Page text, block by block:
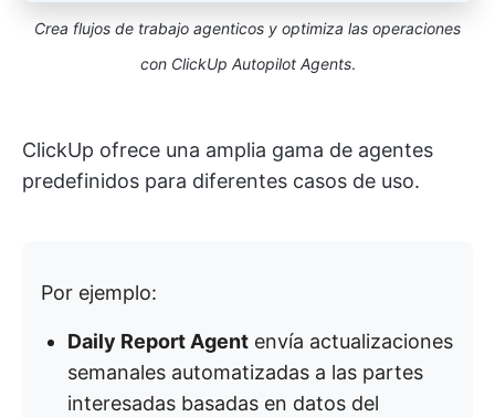
Crea flujos de trabajo agenticos y optimiza las operaciones
con ClickUp Autopilot Agents.
ClickUp ofrece una amplia gama de agentes
predefinidos para diferentes casos de uso.
Por ejemplo:
Daily Report Agent envía actualizaciones
semanales automatizadas a las partes
interesadas basadas en datos del